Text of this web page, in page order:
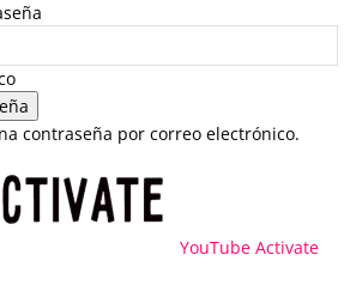
contraseña por correo electrónico.
YouTube Activate